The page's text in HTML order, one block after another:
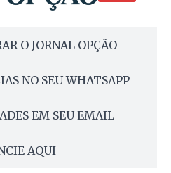
O JORNAL OPÇÃO
NO SEU WHATSAPP
EM SEU EMAIL
AQUI